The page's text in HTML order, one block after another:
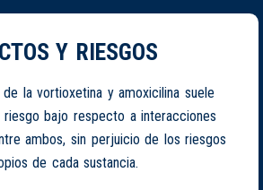
Y RIESGOS
la vortioxetina y amoxicilina suele
bajo respecto a interacciones
ambos, sin perjuicio de los riesgos
de cada sustancia.